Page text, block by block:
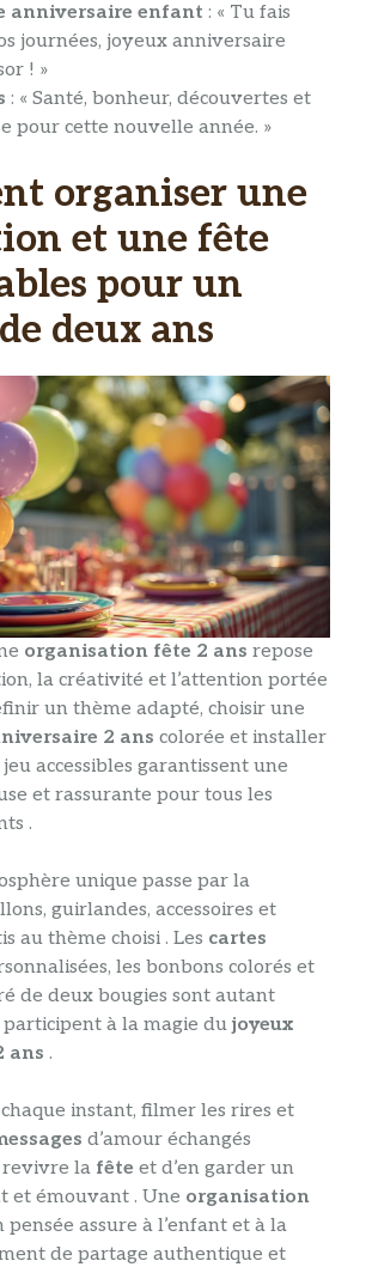
anniversaire enfant : « Tu fais
journées, joyeux anniversaire
! »
: « Santé, bonheur, découvertes et
pour cette nouvelle année. »
organiser une
et une fête
pour un
deux ans
organisation fête 2 ans repose
la créativité et l’attention portée
un thème adapté, choisir une
2 ans colorée et installer
jeu accessibles garantissent une
et rassurante pour tous les
.
unique passe par la
guirlandes, accessoires et
au thème choisi . Les cartes
les bonbons colorés et
de deux bougies sont autant
participent à la magie du joyeux
ans .
instant, filmer les rires et
d’amour échangés
la fête et d’en garder un
et émouvant . Une organisation
pensée assure à l’enfant et à la
de partage authentique et